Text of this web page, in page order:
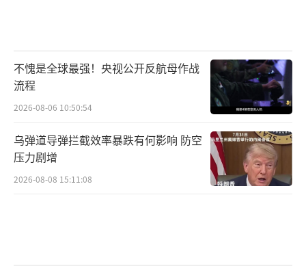
不愧是全球最强！央视公开反航母作战
流程
2026-08-06 10:50:54
乌弹道导弹拦截效率暴跌有何影响 防空
压力剧增
2026-08-08 15:11:08